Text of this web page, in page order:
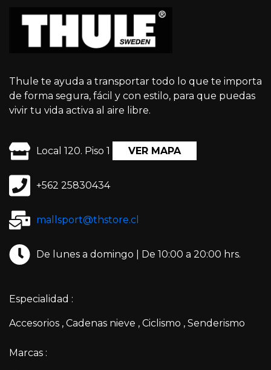
Thule te ayuda a transportar todo lo que te importa
de forma segura, fácil y con estilo, para que puedas
vivir tu vida activa al aire libre.
Local 120. Piso 1 VER MAPA
+562 25830434
mallsport@thstore.cl
De lunes a domingo | De 10:00 a 20:00 hrs.
Especialidad :
Accesorios Cadenas nieve Ciclismo Senderismo
Marcas :